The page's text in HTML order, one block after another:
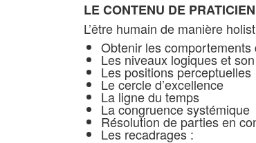
LE CONTENU DE
L’être humain de manière
Obtenir les comportements
Les niveaux logiques et
Les positions perceptuelles
Le cercle d’excellence
La ligne du temps
La congruence systémique
Résolution de parties en
Les recadrages :